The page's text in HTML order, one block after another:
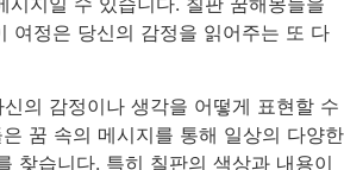
여정은 당신의 감정을 읽어주는 또 다
의 감정이나 생각을 어떻게 표현할 수
꿈 속의 메시지를 통해 일상의 다양한
찾습니다. 특히 칠판의 색상과 내용이